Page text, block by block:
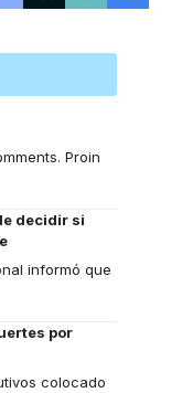
Proin
decidir si
informó que
por
colocado